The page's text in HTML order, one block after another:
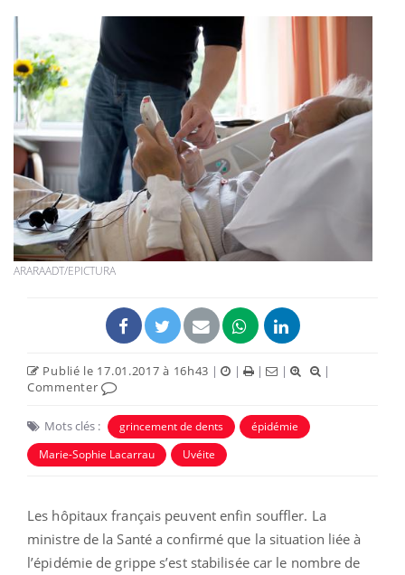
ARARAADT/EPICTURA
Publié le 17.01.2017 à 16h43 | | | |
|
Commenter
Mots clés : grincement de dents
épidémie
Marie-Sophie Lacarrau
Uvéite
Les hôpitaux français peuvent enfin souffler. La
ministre de la Santé a confirmé que la situation liée à
l’épidémie de grippe s’est stabilisée car le nombre de